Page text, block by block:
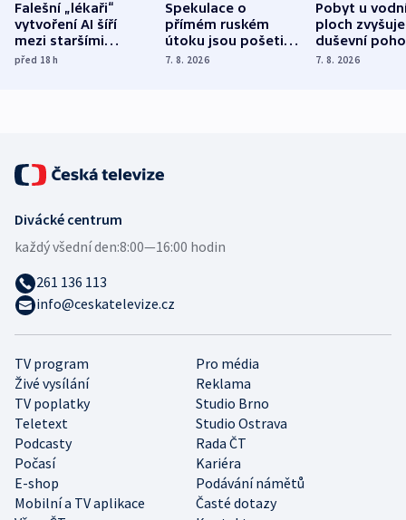
Falešní „lékaři“
vytvoření AI šíří
mezi staršími
Poláky nebezpečné
před 18h
Spekulace o
přímém ruském
útoku jsou pošetilé,
míní estonský
7. 8. 2026
Pobyt u
ploch zvyšuje
duševní
ukázala
7. 8. 2026
TV program
Pro média
Živé vysílání
Reklama
TV poplatky
Studio Brno
Teletext
Studio Ostrava
Podcasty
Rada ČT
Počasí
Kariéra
E-shop
Podávání námětů
Mobilní a TV aplikace
Časté dotazy
Divácké centrum
každý všední den:8:00—16:00 hodin
261 136 113
info@ceskatelevize.cz